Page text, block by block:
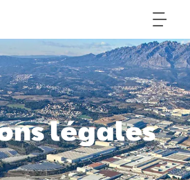
légales